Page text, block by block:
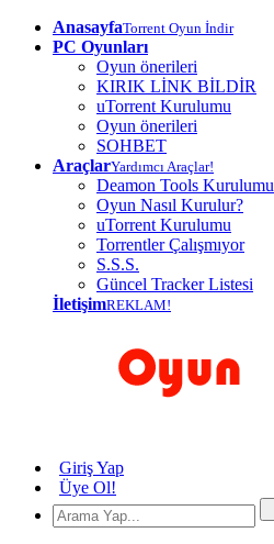
AnasayfaTorrent Oyun İndir
PC Oyunları
Oyun önerileri
KIRIK LİNK BİLDİR
uTorrent Kurulumu
Oyun önerileri
SOHBET
AraçlarYardımcı Araçlar!
Deamon Tools Kurulumu
Oyun Nasıl Kurulur?
uTorrent Kurulumu
Torrentler Çalışmıyor
S.S.S.
Güncel Tracker Listesi
İletişimREKLAM!
Giriş Yap
Üye Ol!